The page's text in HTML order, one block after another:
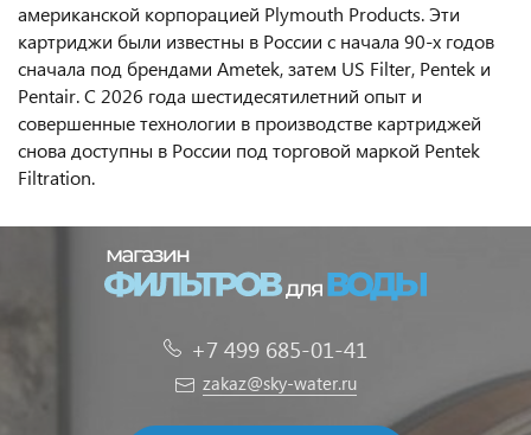
американской корпорацией Plymouth Products. Эти
картриджи были известны в России с начала 90-х годов
сначала под брендами Ametek, затем US Filter, Pentek и
Pentair. С 2026 года шестидесятилетний опыт и
совершенные технологии в производстве картриджей
снова доступны в России под торговой маркой Pentek
Filtration.
+7 499 685-01-41
zakaz@sky-water.ru